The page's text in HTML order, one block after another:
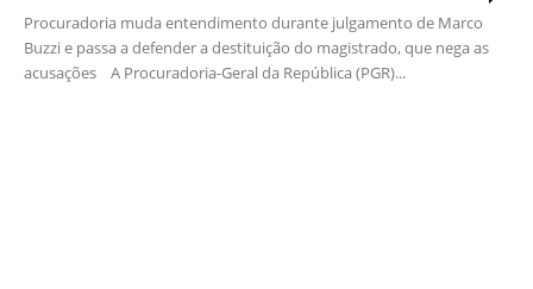
Procuradoria muda entendimento durante julgamento de Marco
Buzzi e passa a defender a destituição do magistrado, que nega as
acusações A Procuradoria-Geral da República (PGR)...